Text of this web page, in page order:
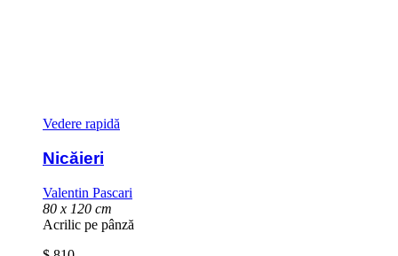
Vedere rapidă
Nicăieri
Valentin Pascari
80 x 120 cm
Acrilic pe pânză